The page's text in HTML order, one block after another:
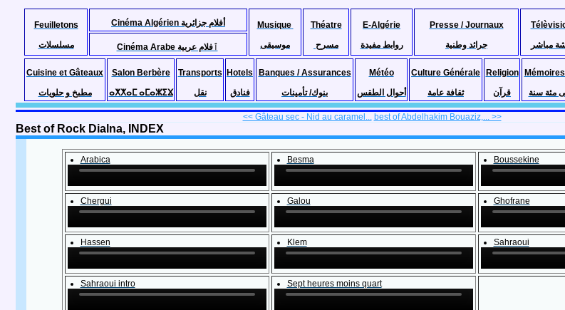
Feuilletons
مسلسلات
Cinéma Algérien أفلام جزائرية
Musique
موسيقى
Théatre
مسرح
E-Algérie
روابط مفيدة
Presse / Journaux
جرائد وطنية
مباشر
Cinéma Arabe ٱفلام عربية
Cuisine et Gâteaux
مطبخ و حلويات
Salon Berbère
ⴰⵅⵅⴰⵎ ⴰⵎⴰⵣⵉⴴ
Transports
نقل
Hotels
فنادق
Banques / Assurances
بنوك/ تأمينات
Météo
أحوال الطقس
Culture Générale
ثقافة عامة
Religion
قرآن
مئة سنة
<< Gâteau sec - Nid au caramel... best of Abdelhakim Bouaziz,... >>
Best of Rock Dialna, INDEX
Arabica Besma Boussekine
Chergui Galou Ghofrane
Hassen Klem Sahraoui
Sahraoui intro Sept heures moins quart